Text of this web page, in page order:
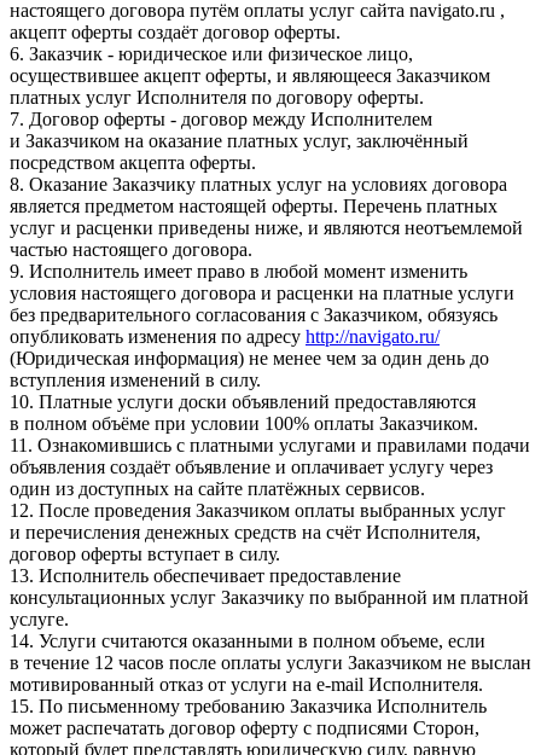
настоящего договора путём оплаты услуг сайта navigato.ru ,
акцепт оферты создаёт договор оферты.
6. Заказчик - юридическое или физическое лицо,
осуществившее акцепт оферты, и являющееся Заказчиком
платных услуг Исполнителя по договору оферты.
7. Договор оферты - договор между Исполнителем
и Заказчиком на оказание платных услуг, заключённый
посредством акцепта оферты.
8. Оказание Заказчику платных услуг на условиях договора
является предметом настоящей оферты. Перечень платных
услуг и расценки приведены ниже, и являются неотъемлемой
частью настоящего договора.
9. Исполнитель имеет право в любой момент изменить
условия настоящего договора и расценки на платные услуги
без предварительного согласования с Заказчиком, обязуясь
опубликовать изменения по адресу http://navigato.ru/
(Юридическая информация) не менее чем за один день до
вступления изменений в силу.
10. Платные услуги доски объявлений предоставляются
в полном объёме при условии 100% оплаты Заказчиком.
11. Ознакомившись с платными услугами и правилами подачи
объявления создаёт объявление и оплачивает услугу через
один из доступных на сайте платёжных сервисов.
12. После проведения Заказчиком оплаты выбранных услуг
и перечисления денежных средств на счёт Исполнителя,
договор оферты вступает в силу.
13. Исполнитель обеспечивает предоставление
консультационных услуг Заказчику по выбранной им платной
услуге.
14. Услуги считаются оказанными в полном объеме, если
в течение 12 часов после оплаты услуги Заказчиком не выслан
мотивированный отказ от услуги на e-mail Исполнителя.
15. По письменному требованию Заказчика Исполнитель
может распечатать договор оферту с подписями Сторон,
который будет представлять юридическую силу, равную